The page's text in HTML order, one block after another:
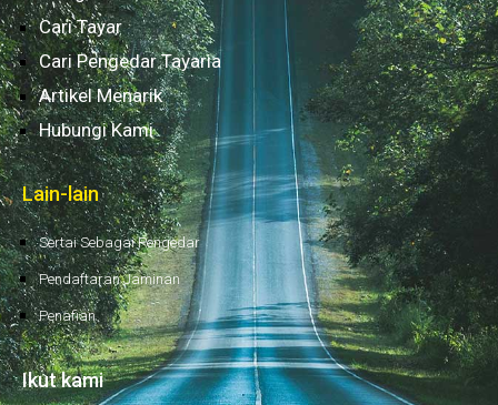
Cari Tayar
Cari Pengedar Tayaria
Artikel Menarik
Hubungi Kami
Lain-lain
Sertai Sebagai Pengedar
Pendaftaran Jaminan
Penafian
Ikut kami